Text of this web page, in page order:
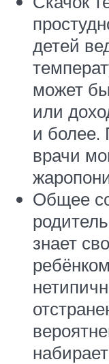
детей
может
или
и более.
врачи
Общее
знает